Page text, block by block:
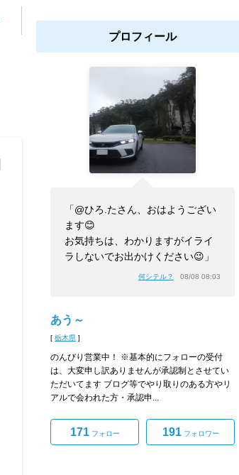
プロフィール
「@ひろ.たさん、おはようござい
ます😊
お気持ちは、わかりますがイライ
ラしないでお出かけください😉」
何シテル？ 08/08 08:03
あう～
[ 栃木県 ]
のんびり営業中！ ※基本的にフォローの受付
は、大変申し訳ありませんが承認制とさせてい
ただいてます ブログ等でやり取りのある方やリ
アルで会われた方・承認申...
171フォロー 191フォロワー